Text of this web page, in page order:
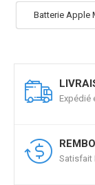
Batterie Apple
Expédié
Satisfait